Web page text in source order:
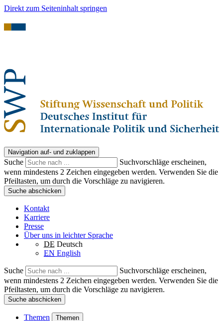
Direkt zum Seiteninhalt springen
Navigation auf- und zuklappen
Suche
Suchvorschläge erscheinen,
wenn mindestens 2 Zeichen eingegeben werden. Verwenden Sie die
Pfeiltasten, um durch die Vorschläge zu navigieren.
Suche abschicken
Kontakt
Karriere
Presse
Über uns in leichter Sprache
DE Deutsch
EN English
Suche
Suchvorschläge erscheinen,
wenn mindestens 2 Zeichen eingegeben werden. Verwenden Sie die
Pfeiltasten, um durch die Vorschläge zu navigieren.
Suche abschicken
Themen
Themen